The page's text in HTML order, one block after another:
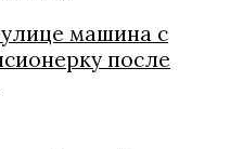
машина с
после